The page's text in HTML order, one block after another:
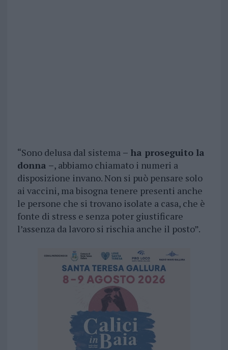
“Sono delusa dal sistema – ha proseguito la
donna –, abbiamo chiamato i numeri a
disposizione invano. Non si può pensare solo
ai vaccini, ma bisogna tenere presenti anche
le persone che si trovano isolate a casa, che è
fonte di stress e senza poter giustificare
l’assenza da lavoro si rischia anche il posto”.